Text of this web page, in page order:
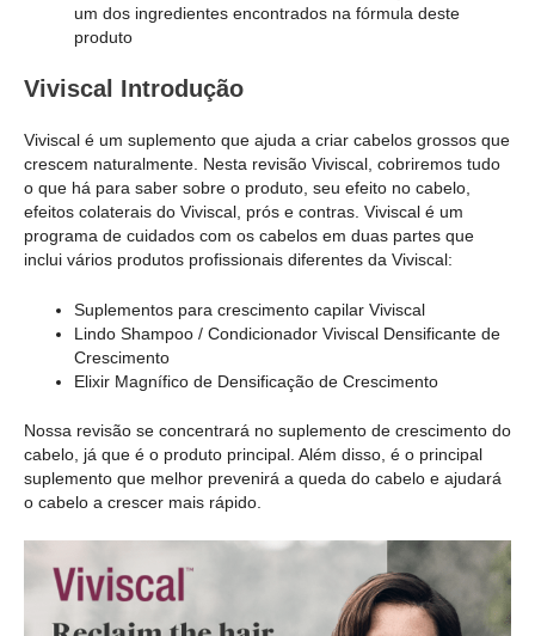
um dos ingredientes encontrados na fórmula deste
produto
Viviscal Introdução
Viviscal é um suplemento que ajuda a criar cabelos grossos que
crescem naturalmente. Nesta revisão Viviscal, cobriremos tudo
o que há para saber sobre o produto, seu efeito no cabelo,
efeitos colaterais do Viviscal, prós e contras. Viviscal é um
programa de cuidados com os cabelos em duas partes que
inclui vários produtos profissionais diferentes da Viviscal:
Suplementos para crescimento capilar Viviscal
Lindo Shampoo / Condicionador Viviscal Densificante de
Crescimento
Elixir Magnífico de Densificação de Crescimento
Nossa revisão se concentrará no suplemento de crescimento do
cabelo, já que é o produto principal. Além disso, é o principal
suplemento que melhor prevenirá a queda do cabelo e ajudará
o cabelo a crescer mais rápido.